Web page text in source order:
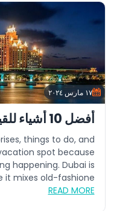
١٧ مارس ٢٠٢٤
أفضل 10 أشياء للقيام بها في دبي
things to do, and
spot because
happening. Dubai is
mixes old-fashione...
READ MORE